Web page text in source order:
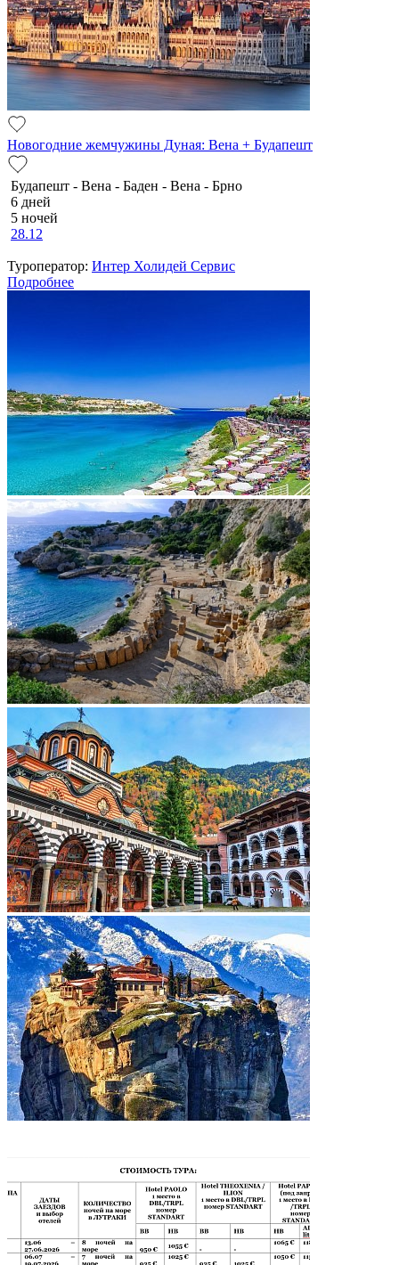
Новогодние жемчужины Дуная: Вена + Будапешт
Будапешт - Вена - Баден - Вена - Брно
6 дней
5 ночей
28.12
Туроператор: Интер Холидей Сервис
Подробнее